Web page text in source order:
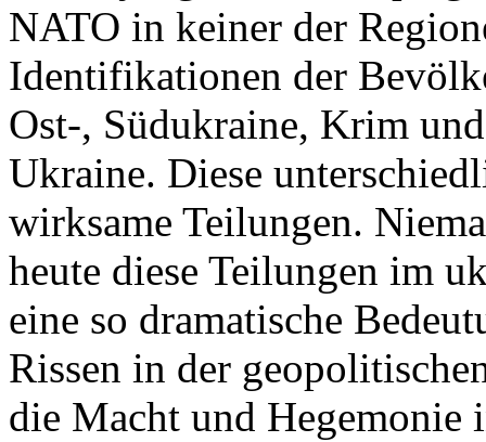
NATO in keiner der
Identifikationen der
Ost-, Südukraine, Krim
Ukraine. Diese
wirksame Teilungen.
heute diese Teilungen im
eine so dramatische
Rissen in der
die Macht und Hegemonie